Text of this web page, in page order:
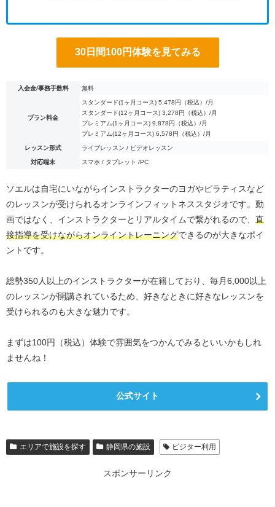
30日間100円体験を見てみる
入会金/事務手数料 無料
プラン料金
スタンダード(1ヶ月コース) 5,478円（税込）/月
スタンダード(12ヶ月コース) 3,278円（税込）/月
プレミアム(1ヶ月コース) 9,878円（税込）/月
プレミアム(12ヶ月コース) 6,578円（税込）/月
レッスン形式 ライブレッスン / ビデオレッスン
対応端末 スマホ / タブレット /PC
ソエルは自宅にいながらインストラクターのヨガやピラティスなど
のレッスンが受けられるオンラインフィットネススタジオです。動
画ではなく、インストラクターとリアルタイムで繋がれるので、 直
接指導を受けながらオンライントレーニングできるのが大きなポイ
ントです。
総勢350人以上のインストラクターが在籍しており、毎月6,000以上
のレッスンが開講されているため、好きなときに好きなレッスンを
受けられるのも大きな魅力です。
まずは100円（税込）体験で雰囲気をつかんでみるといいかもしれ
ませんね！
公式サイト
エリアで施設を探す 静岡県の施設 ビジター利用
スポンサーリンク